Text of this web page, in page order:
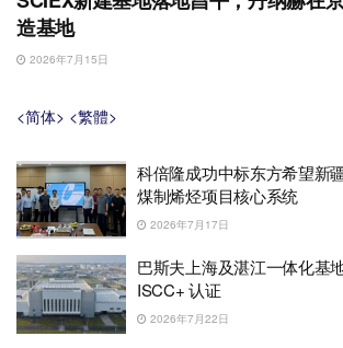
造基地
2026年7月15日
<简体> <繁體>
科倍隆成功中标东方希望新
煤制烯烃项目核心系统
2026年7月17日
巴斯夫上海及湛江一体化基
ISCC+ 认证
2026年7月22日